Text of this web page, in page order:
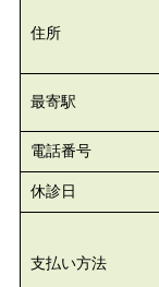
住所
最寄駅
電話番号
休診日
支払い方法